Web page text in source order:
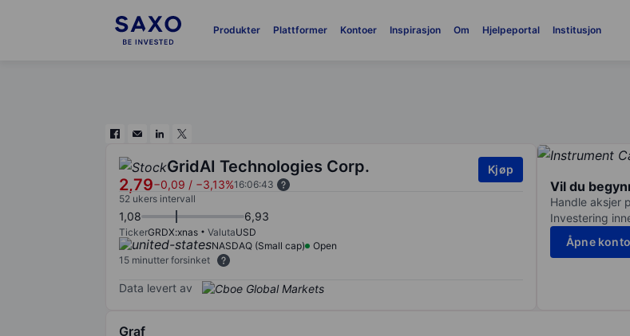
Produkter Plattformer Kontoer Inspirasjon Om Hjelpeportal Institusjon
GridAI Technologies Corp.
2,79−0,09 / −3,13%16:06:43
Kjøp
52 ukers intervall
1,08 6,93
TickerGRDX:xnas ValutaUSD
NASDAQ (Small cap)
Open
15 minutter forsinket
Data levert av
Vil du
Handle aksjer
Investering
Åpne konto
Graf